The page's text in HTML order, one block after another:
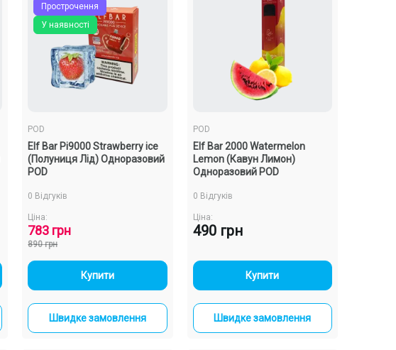
У наявності
Прострочення
POD
Elf Bar Pi9000 Strawberry ice
(Полуниця Лід) Одноразовий
POD
0 Відгуків
Ціна:
783 грн
890 грн
- +
Купити
Швидке замовлення
POD
Elf Bar 2000 Watermelon
Lemon (Кавун Лимон)
Одноразовий POD
0 Відгуків
Ціна:
490 грн
- +
Купити
Швидке замовлення